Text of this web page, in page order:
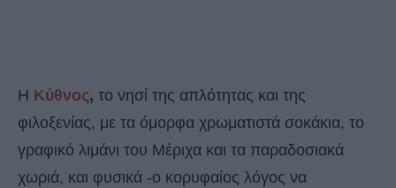
Η Κύθνος, το νησί της απλότητας και της
φιλοξενίας, με τα όμορφα χρωματιστά σοκάκια, το
γραφικό λιμάνι του Μέριχα και τα παραδοσιακά
χωριά, και φυσικά -ο κορυφαίος λόγος να